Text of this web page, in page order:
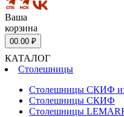
Ваша
корзина
00.00 ₽
КАТАЛОГ
Столешницы
Столешницы СКИФ из
Столешницы СКИФ
Столешницы